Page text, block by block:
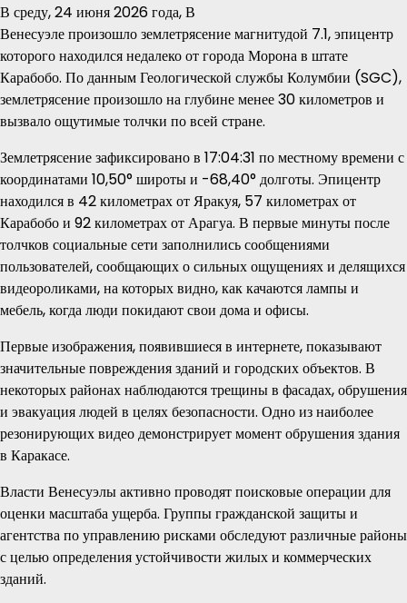
В среду, 24 июня 2026 года, В
Венесуэле произошло землетрясение магнитудой 7.1, эпицентр
которого находился недалеко от города Морона в штате
Карабобо. По данным Геологической службы Колумбии (SGC),
землетрясение произошло на глубине менее 30 километров и
вызвало ощутимые толчки по всей стране.
Землетрясение зафиксировано в 17:04:31 по местному времени с
координатами 10,50° широты и -68,40° долготы. Эпицентр
находился в 42 километрах от Яракуя, 57 километрах от
Карабобо и 92 километрах от Арагуа. В первые минуты после
толчков социальные сети заполнились сообщениями
пользователей, сообщающих о сильных ощущениях и делящихся
видеороликами, на которых видно, как качаются лампы и
мебель, когда люди покидают свои дома и офисы.
Первые изображения, появившиеся в интернете, показывают
значительные повреждения зданий и городских объектов. В
некоторых районах наблюдаются трещины в фасадах, обрушения
и эвакуация людей в целях безопасности. Одно из наиболее
резонирующих видео демонстрирует момент обрушения здания
в Каракасе.
Власти Венесуэлы активно проводят поисковые операции для
оценки масштаба ущерба. Группы гражданской защиты и
агентства по управлению рисками обследуют различные районы
с целью определения устойчивости жилых и коммерческих
зданий.